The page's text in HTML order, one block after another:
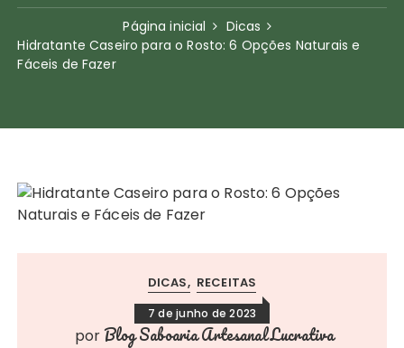
Página inicial
Dicas
Hidratante Caseiro para o Rosto: 6 Opções Naturais e
Fáceis de Fazer
DICAS RECEITAS
7 de junho de 2023
por Blog Saboaria Artesanal Lucrativa